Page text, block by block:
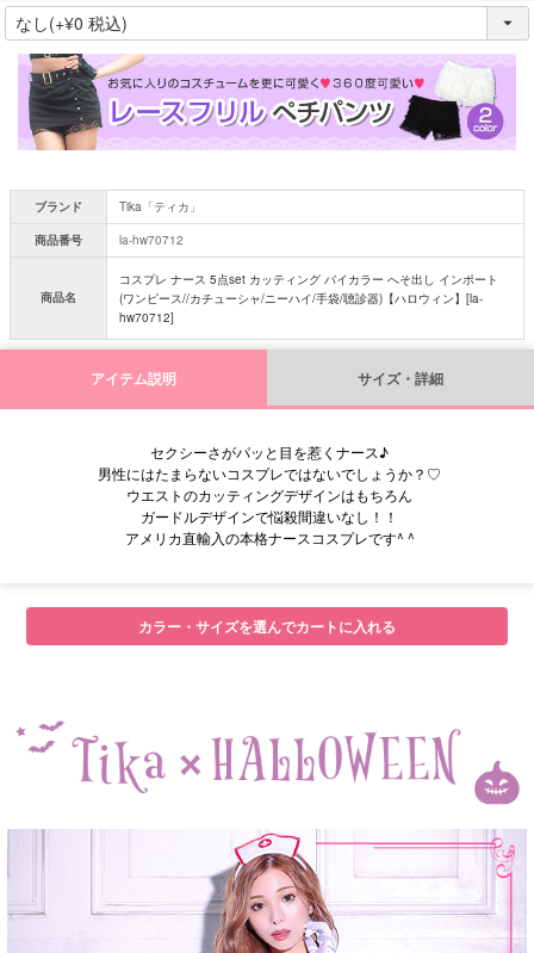
(
必
須
)
ブランド
Tika「ティカ」
商品番号
la-hw70712
商品名
コスプレ ナース 5点set カッティング バイカラー へそ出し インポート
(ワンピース//カチューシャ/ニーハイ/手袋/聴診器)【ハロウィン】[la-
hw70712]
アイテム説明 サイズ・詳細
セクシーさがパッと目を惹くナース♪
男性にはたまらないコスプレではないでしょうか？♡
ウエストのカッティングデザインはもちろん
ガードルデザインで悩殺間違いなし！！
アメリカ直輸入の本格ナースコスプレです^ ^
カラー・サイズを選んでカートに入れる